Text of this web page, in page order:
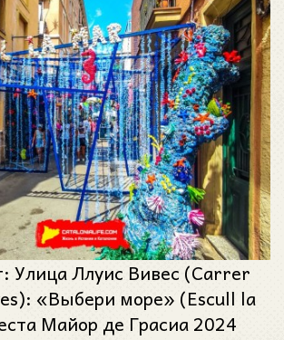
Улица Ллуис Вивес (Carrer
«Выбери море» (Escull la
Майор де Грасиа 2024